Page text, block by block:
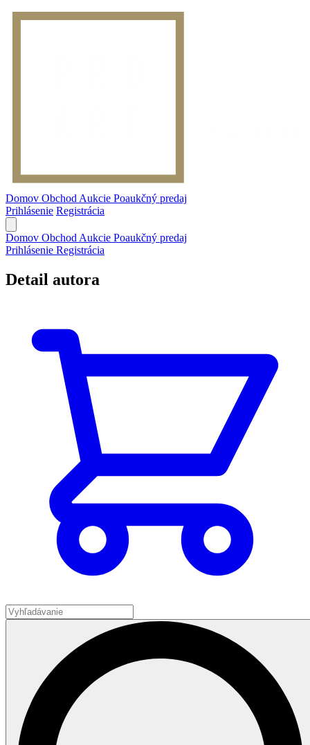
Domov Obchod Aukcie Poaukčný predaj
Prihlásenie Registrácia
Domov Obchod Aukcie Poaukčný predaj
Prihlásenie Registrácia
Detail autora